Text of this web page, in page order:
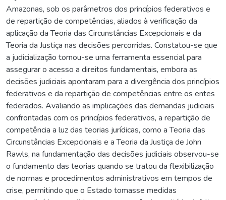
Amazonas, sob os parâmetros dos princípios federativos e
de repartição de competências, aliados à verificação da
aplicação da Teoria das Circunstâncias Excepcionais e da
Teoria da Justiça nas decisões percorridas. Constatou-se que
a judicialização tornou-se uma ferramenta essencial para
assegurar o acesso a direitos fundamentais, embora as
decisões judiciais apontaram para a divergência dos princípios
federativos e da repartição de competências entre os entes
federados. Avaliando as implicações das demandas judiciais
confrontadas com os princípios federativos, a repartição de
competência a luz das teorias jurídicas, como a Teoria das
Circunstâncias Excepcionais e a Teoria da Justiça de John
Rawls, na fundamentação das decisões judiciais observou-se
o fundamento das teorias quando se tratou da flexibilização
de normas e procedimentos administrativos em tempos de
crise, permitindo que o Estado tomasse medidas